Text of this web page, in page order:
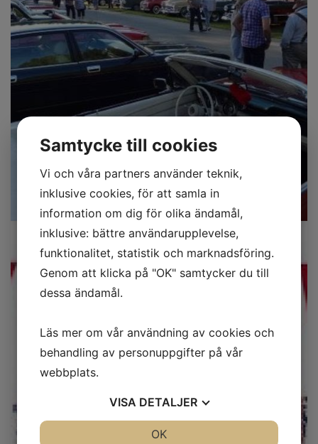
Samtycke till cookies
Vi och våra partners använder teknik,
inklusive cookies, för att samla in
information om dig för olika ändamål,
inklusive: bättre användarupplevelse,
funktionalitet, statistik och marknadsföring.
Genom att klicka på "OK" samtycker du till
dessa ändamål.
Läs mer om vår användning av cookies och
behandling av personuppgifter på vår
webbplats.
VISA DETALJER
OK